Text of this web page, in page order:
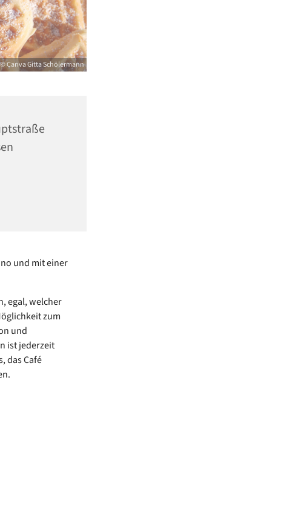
© Canva Gitta Schölermann
und mit einer
egal, welcher
zum
und
ist jederzeit
das Café